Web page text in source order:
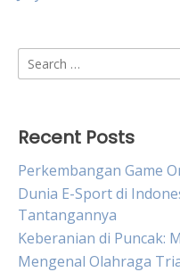
Search
for:
Recent Posts
Perkembangan Game
Dunia E-Sport di
Tantangannya
Keberanian di Puncak:
Mengenal Olahraga